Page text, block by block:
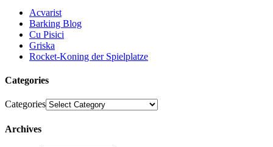
Acvarist
Barking Blog
Cu Pisici
Griska
Rocket-Koning der Spielplatze
Categories
Categories
Archives